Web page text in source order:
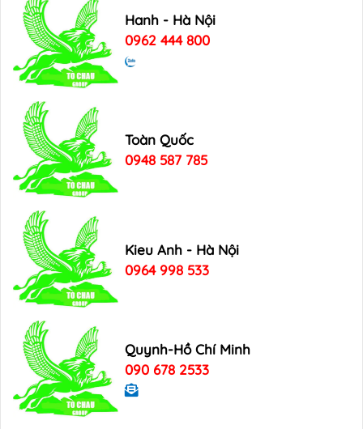
Hanh - Hà Nội
0962 444 800
Toàn Quốc
0948 587 785
Kieu Anh - Hà Nội
0964 998 533
Quynh-Hồ Chí Minh
090 678 2533